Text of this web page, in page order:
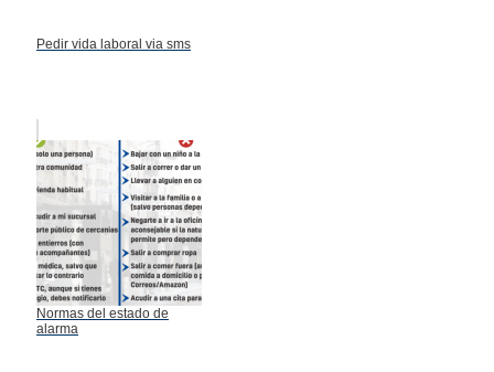
Pedir vida laboral via sms
Normas del estado de
alarma